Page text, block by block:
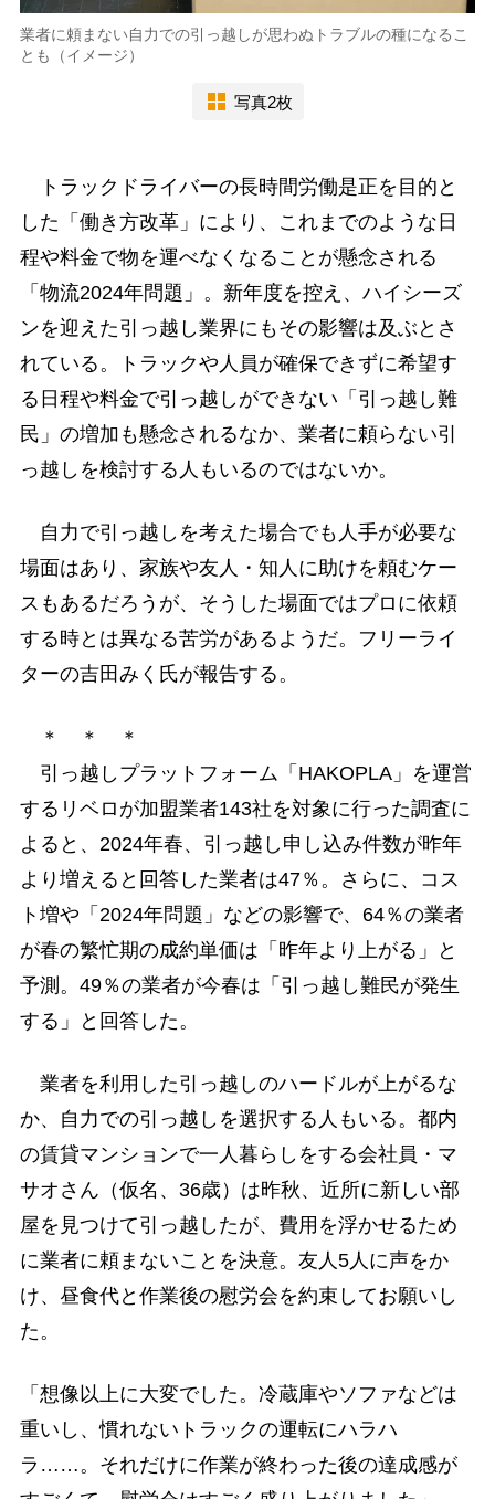
業者に頼まない自力での引っ越しが思わぬトラブルの種になるこ
とも（イメージ）
写真2枚
トラックドライバーの長時間労働是正を目的と
した「働き方改革」により、これまでのような日
程や料金で物を運べなくなることが懸念される
「物流2024年問題」。新年度を控え、ハイシーズ
ンを迎えた引っ越し業界にもその影響は及ぶとさ
れている。トラックや人員が確保できずに希望す
る日程や料金で引っ越しができない「引っ越し難
民」の増加も懸念されるなか、業者に頼らない引
っ越しを検討する人もいるのではないか。
自力で引っ越しを考えた場合でも人手が必要な
場面はあり、家族や友人・知人に助けを頼むケー
スもあるだろうが、そうした場面ではプロに依頼
する時とは異なる苦労があるようだ。フリーライ
ターの吉田みく氏が報告する。
＊ ＊ ＊
引っ越しプラットフォーム「HAKOPLA」を運営
するリベロが加盟業者143社を対象に行った調査に
よると、2024年春、引っ越し申し込み件数が昨年
より増えると回答した業者は47％。さらに、コス
ト増や「2024年問題」などの影響で、64％の業者
が春の繁忙期の成約単価は「昨年より上がる」と
予測。49％の業者が今春は「引っ越し難民が発生
する」と回答した。
業者を利用した引っ越しのハードルが上がるな
か、自力での引っ越しを選択する人もいる。都内
の賃貸マンションで一人暮らしをする会社員・マ
サオさん（仮名、36歳）は昨秋、近所に新しい部
屋を見つけて引っ越したが、費用を浮かせるため
に業者に頼まないことを決意。友人5人に声をか
け、昼食代と作業後の慰労会を約束してお願いし
た。
「想像以上に大変でした。冷蔵庫やソファなどは
重いし、慣れないトラックの運転にハラハ
ラ……。それだけに作業が終わった後の達成感が